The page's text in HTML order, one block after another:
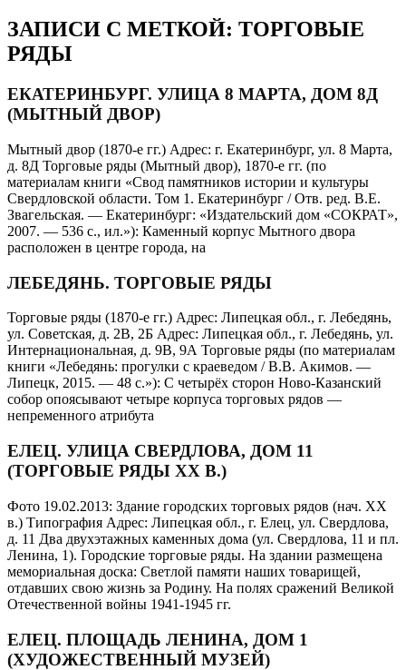
ЗАПИСИ С МЕТКОЙ: ТОРГОВЫЕ
РЯДЫ
ЕКАТЕРИНБУРГ. УЛИЦА 8 МАРТА, ДОМ 8Д
(МЫТНЫЙ ДВОР)
Мытный двор (1870-е гг.) Адрес: г. Екатеринбург, ул. 8 Марта,
д. 8Д Торговые ряды (Мытный двор), 1870-е гг. (по
материалам книги «Свод памятников истории и культуры
Свердловской области. Том 1. Екатеринбург / Отв. ред. В.Е.
Звагельская. — Екатеринбург: «Издательский дом «СОКРАТ»,
2007. — 536 с., ил.»): Каменный корпус Мытного двора
расположен в центре города, на
ЛЕБЕДЯНЬ. ТОРГОВЫЕ РЯДЫ
Торговые ряды (1870-е гг.) Адрес: Липецкая обл., г. Лебедянь,
ул. Советская, д. 2В, 2Б Адрес: Липецкая обл., г. Лебедянь, ул.
Интернациональная, д. 9В, 9А Торговые ряды (по материалам
книги «Лебедянь: прогулки с краеведом / В.В. Акимов. —
Липецк, 2015. — 48 с.»): С четырёх сторон Ново-Казанский
собор опоясывают четыре корпуса торговых рядов —
непременного атрибута
ЕЛЕЦ. УЛИЦА СВЕРДЛОВА, ДОМ 11
(ТОРГОВЫЕ РЯДЫ XX В.)
Фото 19.02.2013: Здание городских торговых рядов (нач. XX
в.) Типография Адрес: Липецкая обл., г. Елец, ул. Свердлова,
д. 11 Два двухэтажных каменных дома (ул. Свердлова, 11 и пл.
Ленина, 1). Городские торговые ряды. На здании размещена
мемориальная доска: Светлой памяти наших товарищей,
отдавших свою жизнь за Родину. На полях сражений Великой
Отечественной войны 1941-1945 гг.
ЕЛЕЦ. ПЛОЩАДЬ ЛЕНИНА, ДОМ 1
(ХУДОЖЕСТВЕННЫЙ МУЗЕЙ)